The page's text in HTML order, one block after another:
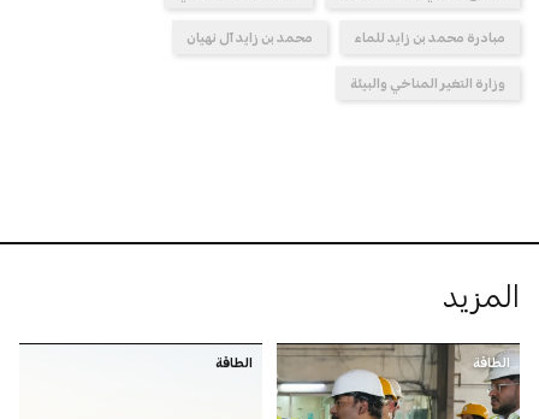
مبادرة محمد بن زايد للماء محمد بن زايد آل نهيان
وزارة التغير المناخي والبيئة
المزيد
الطاقة الطاقة